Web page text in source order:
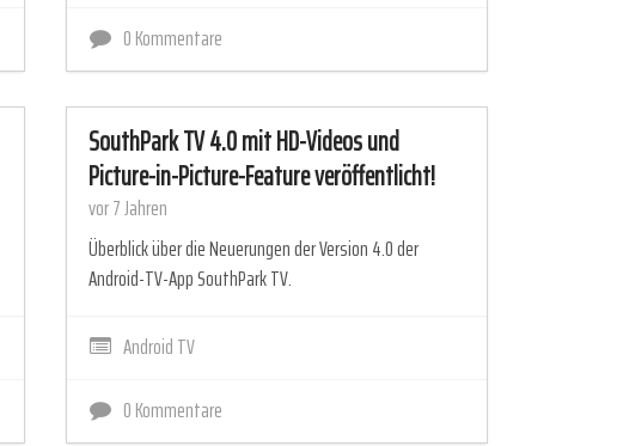
0 Kommentare
SouthPark TV 4.0 mit HD-Videos und
Picture-in-Picture-Feature veröffentlicht!
vor 7 Jahren
Überblick über die Neuerungen der Version 4.0 der
Android-TV-App SouthPark TV.
Android TV
0 Kommentare